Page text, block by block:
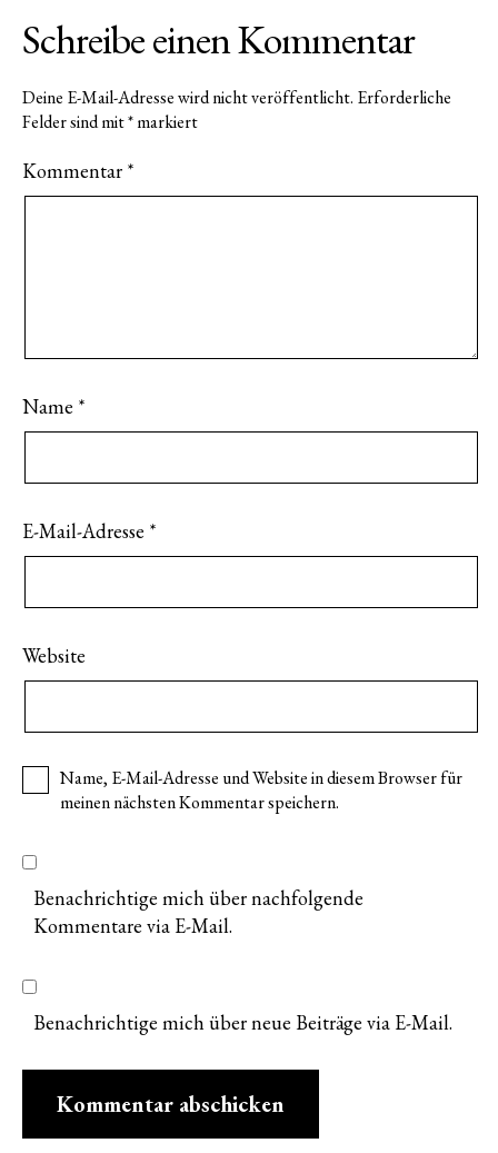
Schreibe einen Kommentar
Deine E-Mail-Adresse wird nicht veröffentlicht. Erforderliche
Felder sind mit*markiert
Kommentar *
Name *
E-Mail-Adresse *
Website
Name, E-Mail-Adresse und Website in diesem Browser für
meinen nächsten Kommentar speichern.
Benachrichtige mich über nachfolgende
Kommentare via E-Mail.
Benachrichtige mich über neue Beiträge via E-Mail.